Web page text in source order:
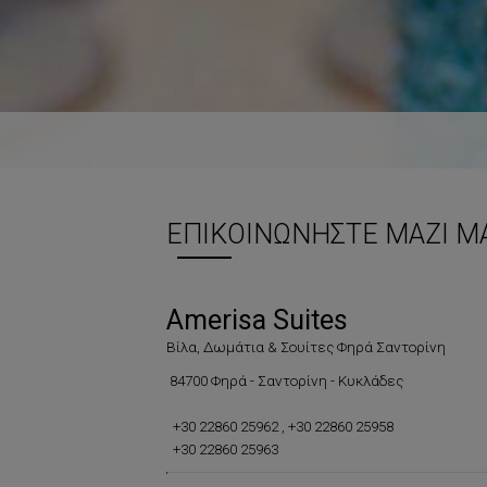
ΕΠΙΚΟΙΝΩΝΉΣΤΕ ΜΑΖΊ
Amerisa Suites
Βίλα, Δωμάτια & Σουίτες Φηρά Σαντορίνη
84700 Φηρά - Σαντορίνη - Κυκλάδες
+30 22860 25962, +30 22860 25958
+30 22860 25963